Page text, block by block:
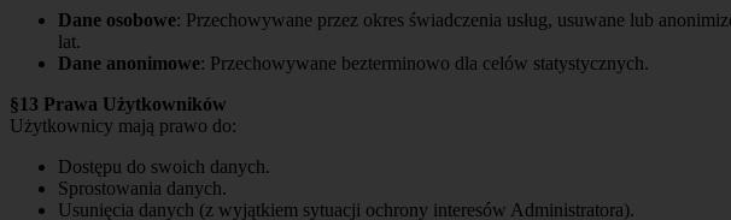
Dane osobowe: Przechowywane przez okres świadczenia usług, usuwane lub
lat.
Dane anonimowe: Przechowywane bezterminowo dla celów statystycznych.
§13 Prawa Użytkowników
Użytkownicy mają prawo do:
Dostępu do swoich danych.
Sprostowania danych.
Usunięcia danych (z wyjątkiem sytuacji ochrony interesów Administratora).